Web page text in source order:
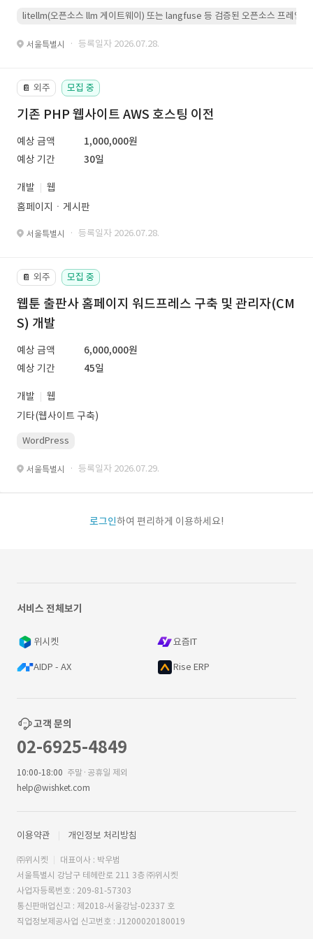
litellm(오픈소스 llm 게이트웨이) 또는 langfuse 등 검증된 오픈소스 프레임워
서울특별시 · 등록일자 2026.07.28.
📔 외주 모집 중
기존 PHP 웹사이트 AWS 호스팅 이전
예상 금액
1,000,000원
예상 기간
30일
개발
웹
홈페이지ㆍ게시판
서울특별시 · 등록일자 2026.07.28.
📔 외주 모집 중
웹툰 출판사 홈페이지 워드프레스 구축 및 관리자(CM
S) 개발
예상 금액
6,000,000원
예상 기간
45일
개발
웹
기타(웹사이트 구축)
WordPress
서울특별시 · 등록일자 2026.07.29.
로그인하여 편리하게 이용하세요!
서비스 전체보기
위시켓 요즘IT
AIDP - AX Rise ERP
고객 문의
02-6925-4849
10:00-18:00 주말·공휴일 제외
help@wishket.com
이용약관 개인정보 처리방침
㈜위시켓
대표이사 : 박우범
서울특별시 강남구 테헤란로 211 3층 ㈜위시켓
사업자등록번호 : 209-81-57303
통신판매업신고 : 제2018-서울강남-02337 호
직업정보제공사업 신고번호 : J1200020180019